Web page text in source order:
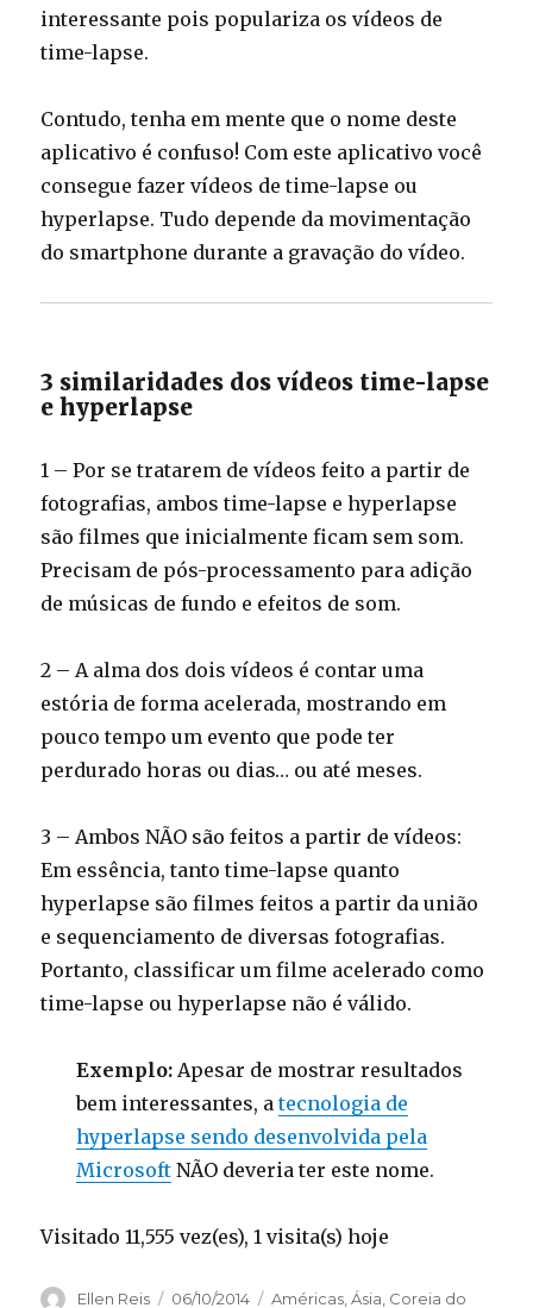
interessante pois populariza os vídeos de
time-lapse.
Contudo, tenha em mente que o nome deste
aplicativo é confuso! Com este aplicativo você
consegue fazer vídeos de time-lapse ou
hyperlapse. Tudo depende da movimentação
do smartphone durante a gravação do vídeo.
3 similaridades dos vídeos time-lapse
e hyperlapse
1 – Por se tratarem de vídeos feito a partir de
fotografias, ambos time-lapse e hyperlapse
são filmes que inicialmente ficam sem som.
Precisam de pós-processamento para adição
de músicas de fundo e efeitos de som.
2 – A alma dos dois vídeos é contar uma
estória de forma acelerada, mostrando em
pouco tempo um evento que pode ter
perdurado horas ou dias… ou até meses.
3 – Ambos NÃO são feitos a partir de vídeos:
Em essência, tanto time-lapse quanto
hyperlapse são filmes feitos a partir da união
e sequenciamento de diversas fotografias.
Portanto, classificar um filme acelerado como
time-lapse ou hyperlapse não é válido.
Exemplo: Apesar de mostrar resultados
bem interessantes, atecnologia de
hyperlapse sendo desenvolvida pela
Microsoft NÃO deveria ter este nome.
Visitado 11,555 vez(es), 1 visita(s) hoje
Author
Ellen Reis Posted
06/10/2014 Categories
Américas,Ásia, Coreia do